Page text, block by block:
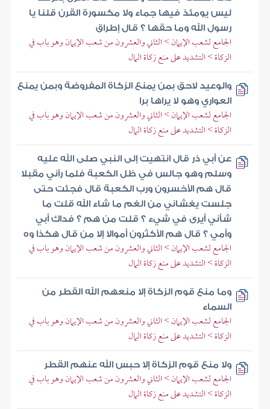
ليس يومئذ فيها جماء ولا مكسورة القرن قلنا يا
رسول الله وما حقها ؟ قال إطراق
الجامع لشعب الإيمان > الثاني والعشرون من شعب الإيمان وهو باب في
الزكاة > التشديد على منع زكاة المال
والوعيد لاحق بمن يمنع الزكاة المفروضة وبمن يمنع
العواري وهو لا يراها برا
الجامع لشعب الإيمان > الثاني والعشرون من شعب الإيمان وهو باب في
الزكاة > التشديد على منع زكاة المال
عن أبي ذر قال انتهيت إلى النبي صلى الله عليه
وسلم وهو جالس في ظل الكعبة فلما رآني مقبلا
قال هم الأخسرون ورب الكعبة قال فجئت حتى
جلست يغشاني من الغم ما شاء الله قلت ما
شأني أيرى في شيء ؟ قلت من هم ؟ فداك أبي
وأمي ؟ قال هم الأكثرون أموالا إلا من قال هكذا وه
الجامع لشعب الإيمان > الثاني والعشرون من شعب الإيمان وهو باب في
الزكاة > التشديد على منع زكاة المال
وما منع قوم الزكاة إلا منعهم الله القطر من
السماء
الجامع لشعب الإيمان > الثاني والعشرون من شعب الإيمان وهو باب في
الزكاة > التشديد على منع زكاة المال
ولا منع قوم الزكاة إلا حبس الله عنهم القطر
الجامع لشعب الإيمان > الثاني والعشرون من شعب الإيمان وهو باب في
الزكاة > التشديد على منع زكاة المال